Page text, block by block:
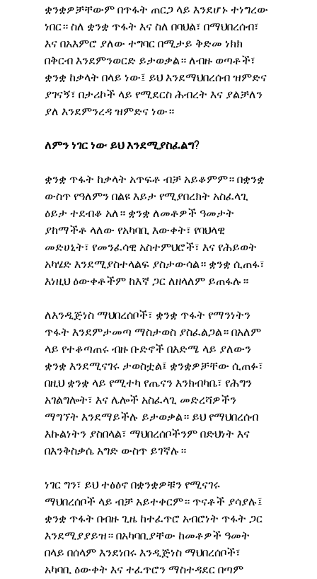
ቋንቋዎቻቸውም በጥፋት ጠርጋ ላይ እንደሆኑ ተነግረው
ነበር። ስለ ቋንቋ ጥፋት እና ስለ በባህል፣ በማህበረሰብ፣
እና በአእምሮ ያለው ተግባር በሚታይ ቅድመ ነክክ
በቅርብ እንደምንወርድ ይታወቃል። ለብዙ ወጣቶች፣
ቋንቋ ከቃላት በላይ ነው፤ ይህ እንደማህበረሰብ ዝምድና
ያገናኝ፣ በታሪኮች ላይ የሚደርስ ሕብረት እና ያልቻለን
ያለ እንደምንረዳ ዝምድና ነው።
ለምን ነገር ነው ይህ እንደሚያስፈልግ?
ቋንቋ ጥፋት ከቃላት አጥፍቶ ብቻ አይቆምም። በቋንቋ
ውስጥ የዓለምን በልዩ እይታ የሚያበረክት አስፈላጊ
ዕይታ ተደብቆ አለ። ቋንቋ ለመቶዎች ዓመታት
ያከማችቶ ላለው የአካባቢ እውቀት፣ የባህላዊ
መድሀኒት፣ የመንፈሳዊ አስተምህሮች፣ እና የሕይወት
አካሄድ እንደሚያስተላልፍ ያስታውሳል። ቋንቋ ሲጠፋ፣
እነዚህ ዕውቀቶችም ከእኛ ጋር ለዘላለም ይጠፋሉ።
ለእንዲጅነስ ማህበረሰቦች፣ ቋንቋ ጥፋት የማንነትን
ጥፋት እንደምታመጣ ማስታወስ ያስፈልጋል። በአለም
ላይ የተቆጣጠሩ ብዙ ቡድኖች በእድሜ ላይ ያለውን
ቋንቋ እንደሚናገሩ ታወስቷል፤ ቋንቋዎቻቸው ሲጠፉ፣
በዚህ ቋንቋ ላይ የሚተካ የጤናን እንክብካቤ፣ የሕግን
አገልግሎት፣ እና ሌሎች አስፈላጊ መድረሻዎችን
ማግኘት እንደማይችሉ ይታወቃል። ይህ የማህበረሰብ
እኩልነትን ያስበላል፣ ማህበረሰቦችንም በድህነት እና
በእንቅስቃሴ አግድ ውስጥ ይገኛሉ።
ነገር ግን፣ ይህ ተፅዕኖ በቋንቋዎቹን የሚናገሩ
ማህበረሰቦች ላይ ብቻ አይተቀርም። ጥናቶች ያሳያሉ፤
ቋንቋ ጥፋት በብዙ ጊዜ ከተፈጥሮ አብሮነት ጥፋት ጋር
እንደሚያያይዝ። በአካባቢያቸው ከመቶዎች ዓመት
በላይ በሰላም እንደነበሩ እንዲጅነስ ማህበረሰቦች፣
አካባቢ ዕውቀት እና ተፈጥሮን ማስተዳደር በጣም